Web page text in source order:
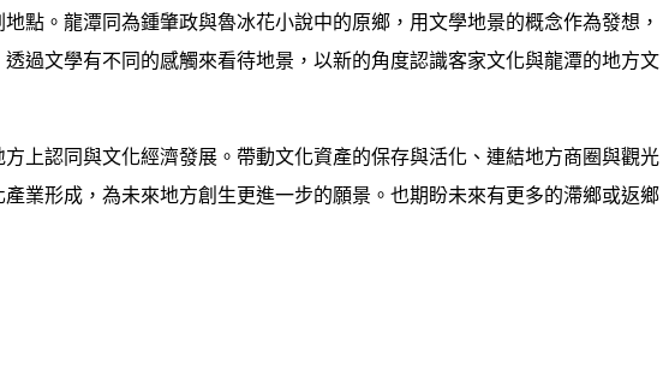
點。龍潭同為鍾肇政與魯冰花小說中的原鄉，用文學地景的概念作為發想，
過文學有不同的感觸來看待地景，以新的角度認識客家文化與龍潭的地方文
上認同與文化經濟發展。帶動文化資產的保存與活化、連結地方商圈與觀光
業形成，為未來地方創生更進一步的願景。也期盼未來有更多的滯鄉或返鄉